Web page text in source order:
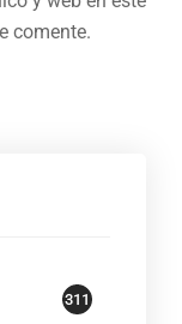
comente.
311